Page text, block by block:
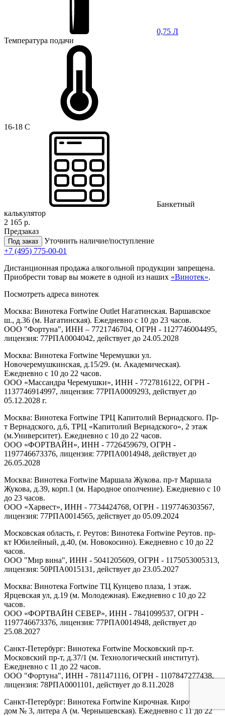
0,75 Л
Температура подачи
16-18 C
Банкетный
калькулятор
2 165 р.
Предзаказ
Под заказ
Уточнить наличие/поступление
+7 (495) 775-00-01
Дистанционная продажа алкогольной продукции запрещена.
Приобрести товар вы можете в одной из наших «Винотек».
Посмотреть адреса винотек
Москва: Винотека Fortwine Outlet Нагатинская. Варшавское
ш., д.36 (м. Нагатинская). Ежедневно с 10 до 23 часов.
ООО "Фортуна", ИНН – 7721746704, ОГРН - 1127746004495,
лицензия: 77РПА0004042, действует до 24.05.2028
Москва: Винотека Fortwine Черемушки ул.
Новочеремушкинская, д.15/29. (м. Академическая).
Ежедневно с 10 до 22 часов.
ООО «Массандра Черемушки», ИНН - 7727816122, ОГРН -
1137746914997, лицензия: 77РПА0009293, действует до
05.12.2028 г.
Москва: Винотека Fortwine ТРЦ Капитолий Вернадского. Пр-
т Вернадского, д.6, ТРЦ «Капитолий Вернадского», 2 этаж
(м.Университет). Ежедневно с 10 до 22 часов.
ООО «ФОРТВАЙН», ИНН - 7726459679, ОГРН -
1197746673376, лицензия: 77РПА0014948, действует до
26.05.2028
Москва: Винотека Fortwine Маршала Жукова. пр-т Маршала
Жукова, д.39, корп.1 (м. Народное ополчение). Ежедневно с 10
до 23 часов.
ООО «Харвест», ИНН - 7734424768, ОГРН - 1197746303567,
лицензия: 77РПА0014565, действует до 05.09.2024
Московская область, г. Реутов: Винотека Fortwine Реутов. пр-
кт Юбилейный, д.40, (м. Новокосино). Ежедневно с 10 до 22
часов.
ООО "Мир вина", ИНН - 5041205609, ОГРН - 1175053005313,
лицензия: 50РПА0015131, действует до 23.05.2027
Москва: Винотека Fortwine ТЦ Кунцево плаза, 1 этаж.
Ярцевская ул, д.19 (м. Молодежная). Ежедневно с 10 до 22
часов.
ООО «ФОРТВАЙН СЕВЕР», ИНН - 7841099537, ОГРН -
1197746673376, лицензия: 77РПА0014948, действует до
25.08.2027
Санкт-Петербург: Винотека Fortwine Московский пр-т.
Московский пр-т, д.37/1 (м. Технологический институт).
Ежедневно с 11 до 22 часов.
ООО "Фортуна", ИНН - 7811471116, ОГРН - 1107847277438,
лицензия: 78РПА0001101, действует до 8.11.2028
Санкт-Петербург: Винотека Fortwine Кирочная. Кирочная ул,
дом № 3, литера А (м. Чернышевская). Ежедневно с 11 до 22